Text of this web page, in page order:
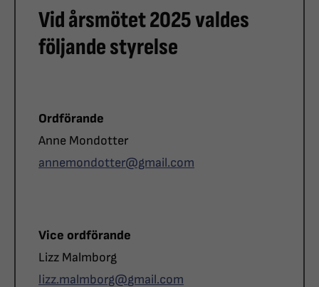
Vid årsmötet 2025 valdes
följande styrelse
Roll
Ordförande
Namn
Anne Mondotter
Telefon
annemondotter@gmail.com
Roll
Vice ordförande
Namn
Lizz Malmborg
E-post
lizz.malmborg@gmail.com